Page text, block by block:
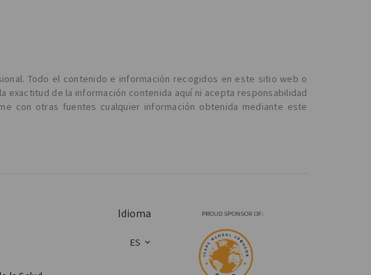
Todo el contenido e información recogidos en este sitio web o
exactitud de la información contenida aquí ni acepta responsabilidad
con otras fuentes cualquier información obtenida mediante este
Idioma
ES